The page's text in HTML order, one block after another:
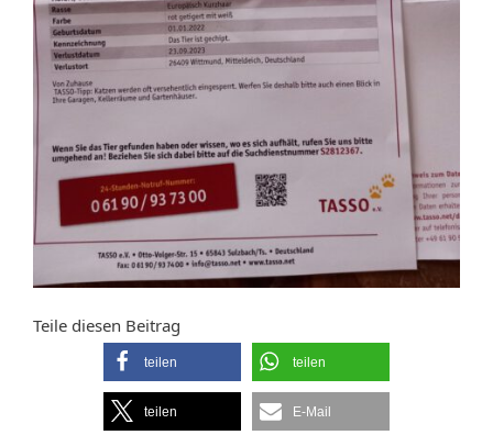
Teile diesen Beitrag
teilen teilen
teilen E-Mail